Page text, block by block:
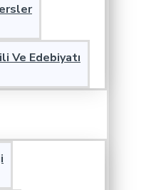
Ve Edebiyatı